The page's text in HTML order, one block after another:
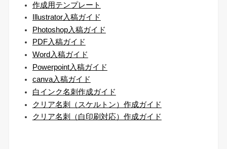
作成用テンプレート
Illustrator入稿ガイド
Photoshop入稿ガイド
PDF入稿ガイド
Word入稿ガイド
Powerpoint入稿ガイド
canva入稿ガイド
白インク名刺作成ガイド
クリア名刺（スケルトン）作成ガイド
クリア名刺（白印刷対応）作成ガイド